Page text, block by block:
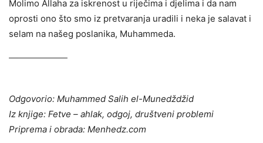
Molimo Allaha za iskrenost u riječima i djelima i da nam
oprosti ono što smo iz pretvaranja uradili i neka je salavat i
selam na našeg poslanika, Muhammeda.
Odgovorio: Muhammed Salih el-Munedždžid
Iz knjige: Fetve – ahlak, odgoj, društveni problemi
Priprema i obrada: Menhedz.com